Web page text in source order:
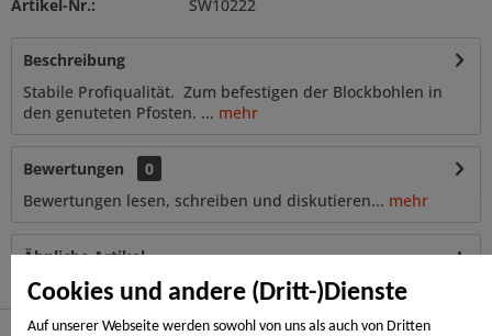
Cookies und andere (Dritt-)Dienste
Auf unserer Webseite werden sowohl von uns als auch von Dritten
Artikel-Nr.: SW10222
Beschreibung
Stabile Profiqualität. Zum befestigen der Blockbohlen in
den genuteten Pfosten. ... mehr
Bewertungen
0
Bewertungen lesen, schreiben und diskutieren... mehr
Ähnliche Artikel